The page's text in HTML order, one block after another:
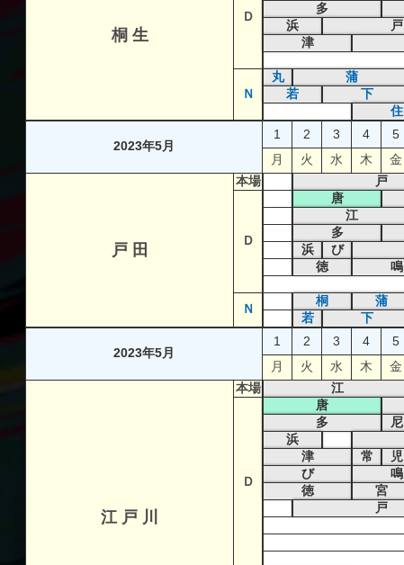
桐 生
Ｄ
多
浜
戸
津
Ｎ
丸 蒲
若
下
住
2023年5月
1 2 3 4 5
月
火 水 木 金
戸 田
本場 戸
Ｄ
唐
江
多
浜
び
徳
鳴
Ｎ
桐 蒲
若
下
2023年5月
1 2 3 4 5
月
火 水 木 金
江 戸 川
本場 江
Ｄ
唐
多
尼
浜
津
常 児
び
鳴
徳
宮
戸